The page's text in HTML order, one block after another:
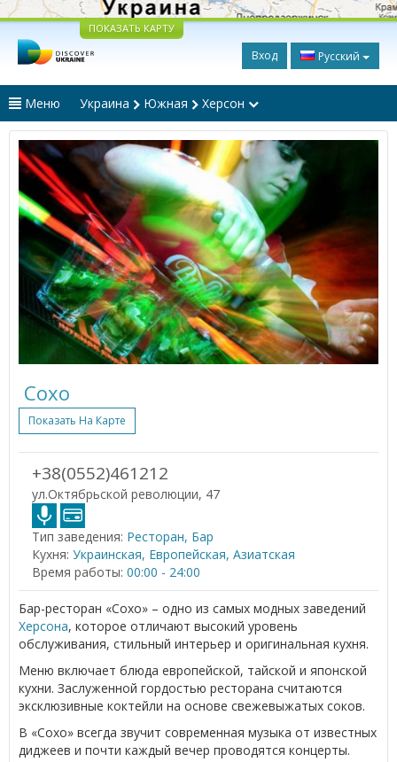
ПОКАЗАТЬ КАРТУ
Вход Русский
Меню Украина Южная Херсон
Сохо
Показать На Карте
+38(0552)461212
ул.Октябрьской революции, 47
Тип заведения: Ресторан, Бар
Кухня: Украинская, Европейская, Азиатская
Время работы: 00:00 - 24:00
Бар-ресторан «Сохо» – одно из самых модных заведений
Херсона, которое отличают высокий уровень
обслуживания, стильный интерьер и оригинальная кухня.
Меню включает блюда европейской, тайской и японской
кухни. Заслуженной гордостью ресторана считаются
эксклюзивные коктейли на основе свежевыжатых соков.
В «Сохо» всегда звучит современная музыка от известных
диджеев и почти каждый вечер проводятся концерты.